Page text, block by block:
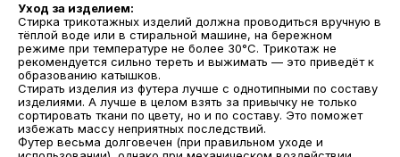
Уход за изделием:
Стирка трикотажных изделий должна проводиться вручную в
тёплой воде или в стиральной машине, на бережном
режиме при температуре не более 30°С. Трикотаж не
рекомендуется сильно тереть и выжимать — это приведёт к
образованию катышков.
Стирать изделия из футера лучше с однотипными по составу
изделиями. А лучше в целом взять за привычку не только
сортировать ткани по цвету, но и по составу. Это поможет
избежать массу неприятных последствий.
Футер весьма долговечен (при правильном уходе и
МАГАЗИНЫ
Потрогать, примерить,